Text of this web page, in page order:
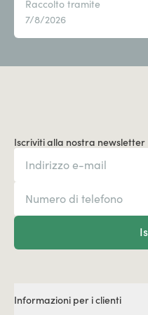
Raccolto tramite
7/8/2026
Iscriviti alla nostra newsletter
Informazioni per i clienti